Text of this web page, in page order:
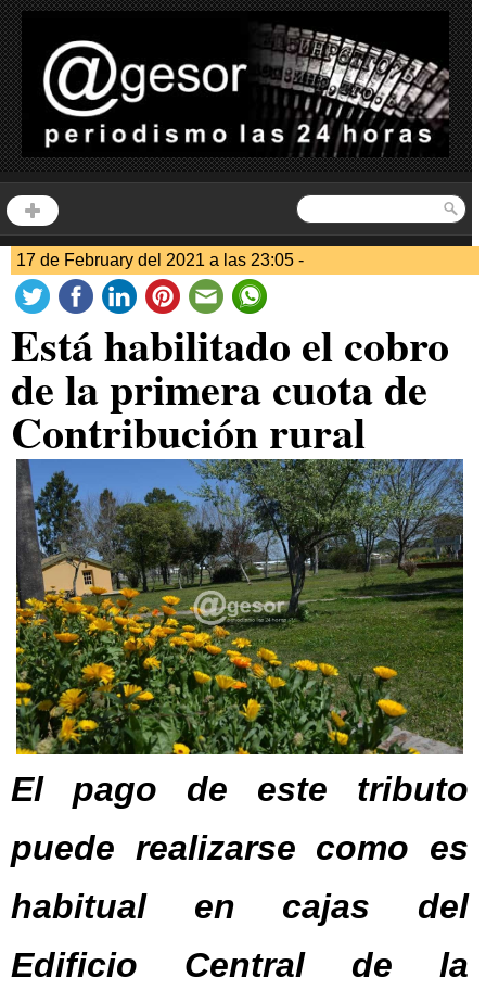
17 de February del 2021 a las 23:05 -
Está habilitado el cobro
de la primera cuota de
Contribución rural
El pago de este tributo
puede realizarse como es
habitual en cajas del
Edificio Central de la